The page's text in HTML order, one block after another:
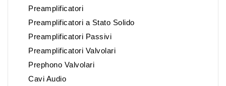
Preamplificatori
Preamplificatori a Stato Solido
Preamplificatori Passivi
Preamplificatori Valvolari
Prephono Valvolari
Cavi Audio